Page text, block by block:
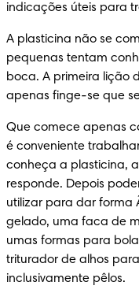
indicações úteis para
A plasticina não se
pequenas tentam
boca. A primeira lição
apenas finge-se que
Que comece apenas
é conveniente
conheça a plasticina,
responde. Depois
utilizar para dar forma
gelado, uma faca de
umas formas para
triturador de alhos
inclusivamente pêlos.